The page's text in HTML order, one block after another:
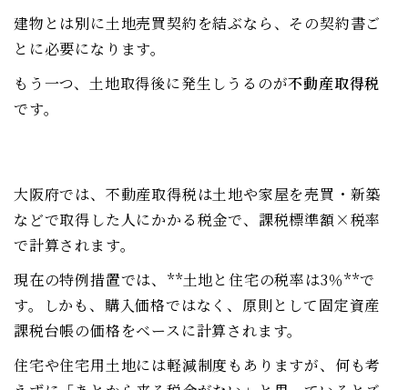
建物とは別に土地売買契約を結ぶなら、その契約書ご
とに必要になります。
もう一つ、土地取得後に発生しうるのが不動産取得税
です。
大阪府では、不動産取得税は土地や家屋を売買・新築
などで取得した人にかかる税金で、課税標準額×税率
で計算されます。
現在の特例措置では、**土地と住宅の税率は3％**で
す。しかも、購入価格ではなく、原則として固定資産
課税台帳の価格をベースに計算されます。
住宅や住宅用土地には軽減制度もありますが、何も考